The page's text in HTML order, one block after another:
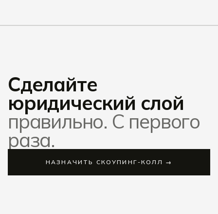
Сделайте
юридический слой
правильно. С первого
раза.
НАЗНАЧИТЬ СКОУПИНГ-КОЛЛ →